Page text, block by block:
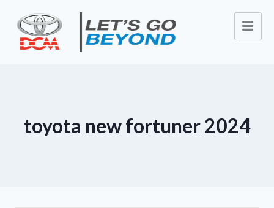
toyota new fortuner 2024